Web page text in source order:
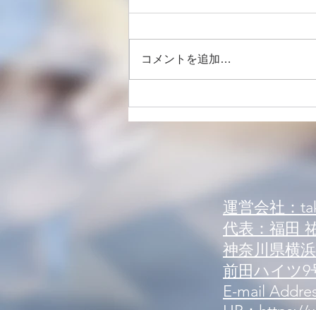
数状況
コメントを追加…
運営会社：
代表：福田
神奈川県横
前田ハイツ9
E-mail